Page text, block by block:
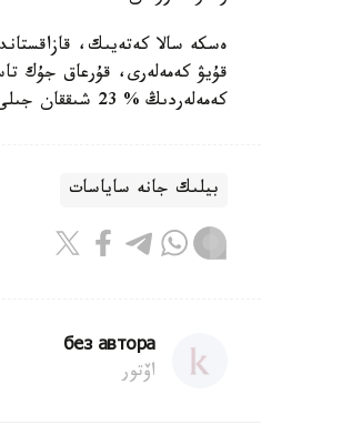
قۇيۋ كەمەلەرى، قۇرعاق جۇك
كەمەلەردىڭ % 23 شىققان جىلى 25 جىلدان اسقان، تەڭىز كولىگىنىڭ% 9,9 شىققان جىلى 5 جىلدان از.
بيلىك جانە ساياسات
без автора
اۆتور